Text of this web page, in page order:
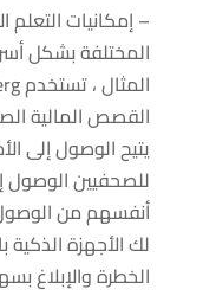
– إمكانيات التعلم
المختلفة بشكل
القصص المالية
يتيح الوصول إلى
للصحفيين الوصول
أنفسهم من
لك الأجهزة
الخطرة والإبلاغ